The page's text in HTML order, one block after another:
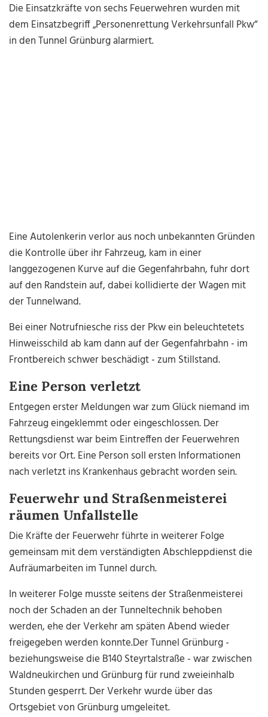
Die Einsatzkräfte von sechs Feuerwehren wurden mit
dem Einsatzbegriff „Personenrettung Verkehrsunfall Pkw“
in den Tunnel Grünburg alarmiert.
Eine Autolenkerin verlor aus noch unbekannten Gründen
die Kontrolle über ihr Fahrzeug, kam in einer
langgezogenen Kurve auf die Gegenfahrbahn, fuhr dort
auf den Randstein auf, dabei kollidierte der Wagen mit
der Tunnelwand.
Bei einer Notrufniesche riss der Pkw ein beleuchtetets
Hinweisschild ab kam dann auf der Gegenfahrbahn - im
Frontbereich schwer beschädigt - zum Stillstand.
Eine Person verletzt
Entgegen erster Meldungen war zum Glück niemand im
Fahrzeug eingeklemmt oder eingeschlossen. Der
Rettungsdienst war beim Eintreffen der Feuerwehren
bereits vor Ort. Eine Person soll ersten Informationen
nach verletzt ins Krankenhaus gebracht worden sein.
Feuerwehr und Straßenmeisterei
räumen Unfallstelle
Die Kräfte der Feuerwehr führte in weiterer Folge
gemeinsam mit dem verständigten Abschleppdienst die
Aufräumarbeiten im Tunnel durch.
In weiterer Folge musste seitens der Straßenmeisterei
noch der Schaden an der Tunneltechnik behoben
werden, ehe der Verkehr am späten Abend wieder
freigegeben werden konnte.Der Tunnel Grünburg -
beziehungsweise die B140 Steyrtalstraße - war zwischen
Waldneukirchen und Grünburg für rund zweieinhalb
Stunden gesperrt. Der Verkehr wurde über das
Ortsgebiet von Grünburg umgeleitet.